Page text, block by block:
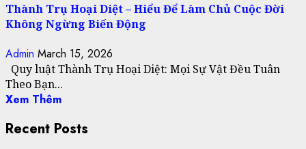
Thành Trụ Hoại Diệt – Hiểu Để Làm Chủ Cuộc Đời
Không Ngừng Biến Động
Admin March 15, 2026
Quy luật Thành Trụ Hoại Diệt: Mọi Sự Vật Đều Tuân
Theo Bạn...
Xem Thêm
Recent Posts